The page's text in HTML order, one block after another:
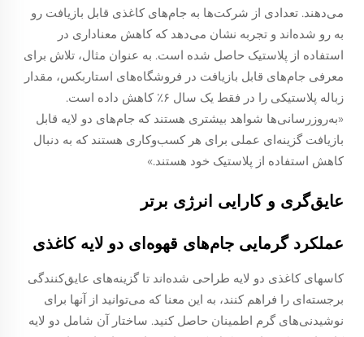
می‌دهند. تعدادی از شرکت‌ها به جام‌های کاغذی قابل بازیافت رو
به رو شده‌اند و تجربه نشان می‌دهد که کاهش معناداری در
استفاده از پلاستیک حاصل شده است. به عنوان مثال، تلاش برای
معرفی جام‌های قابل بازیافت در فروشگاه‌های استاربکس، مقدار
زباله پلاستیکی را در فقط یک سال ۶٪ کاهش داده است.
«به‌روزرسانی‌ها شواهد بیشتری هستند که جام‌های دو لایه قابل
بازیافت گزینه‌ای عملی برای هر کسب‌وکاری هستند که به دنبال
کاهش استفاده از پلاستیک خود هستند.»
عایق‌گری و کارایی انرژی برتر
عملکرد گرمایی جام‌های قهوه‌ای دو لایه کاغذی
کاسهای کاغذی دو لایه طراحی شده‌اند تا گزینه‌های عایق‌کنندگی
برجسته‌ای را فراهم کنند، به این معنا که می‌توانید از آنها برای
نوشیدنی‌های گرم اطمینان حاصل کنید. ساختار آن شامل دو لایه